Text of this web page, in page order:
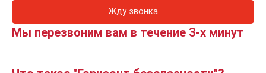
Жду звонка
Мы перезвоним вам в течение 3-х минут